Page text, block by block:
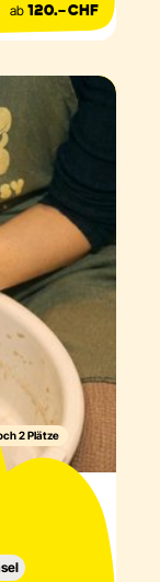
ab 120.– CHF
2 Plätze